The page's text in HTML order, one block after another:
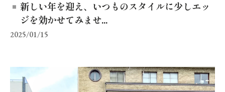
新しい年を迎え、いつものスタイルに少しエッ
ジを効かせてみませ...
2025/01/15